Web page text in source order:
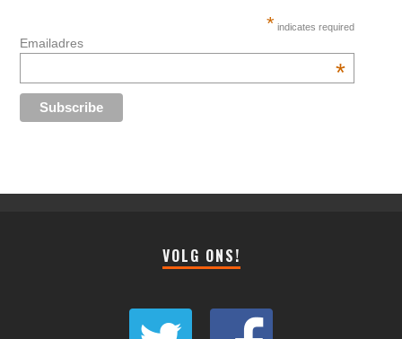
* indicates required
Emailadres
*
VOLG ONS!